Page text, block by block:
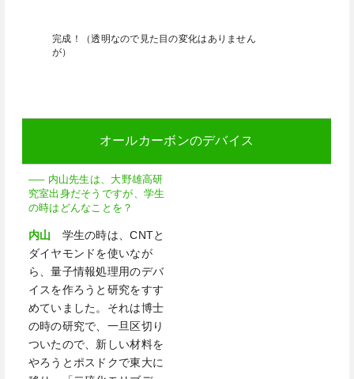
完成！（透明なので見た目の変化はありません
が）
オールカーボンのデバイス
—– 内山先生は、大野雄高研
究室出身だそうですが、学生
の時はどんなことを？
内山 学生の時は、CNTと
ダイヤモンドを使いなが
ら、量子情報処理用のデバ
イスを作ろうと研究をすす
めていました。それは博士
の時の研究で、一旦区切り
ついたので、新しい材料を
やろうとポスドクで東大に